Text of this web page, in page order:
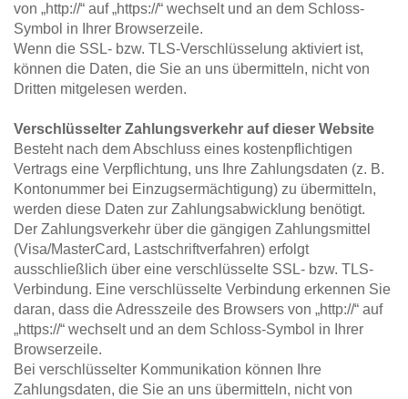
von „http://“ auf „https://“ wechselt und an dem Schloss-
Symbol in Ihrer Browserzeile.
Wenn die SSL- bzw. TLS-Verschlüsselung aktiviert ist,
können die Daten, die Sie an uns übermitteln, nicht von
Dritten mitgelesen werden.
Verschlüsselter Zahlungsverkehr auf dieser Website
Besteht nach dem Abschluss eines kostenpflichtigen
Vertrags eine Verpflichtung, uns Ihre Zahlungsdaten (z. B.
Kontonummer bei Einzugsermächtigung) zu übermitteln,
werden diese Daten zur Zahlungsabwicklung benötigt.
Der Zahlungsverkehr über die gängigen Zahlungsmittel
(Visa/MasterCard, Lastschriftverfahren) erfolgt
ausschließlich über eine verschlüsselte SSL- bzw. TLS-
Verbindung. Eine verschlüsselte Verbindung erkennen Sie
daran, dass die Adresszeile des Browsers von „http://“ auf
„https://“ wechselt und an dem Schloss-Symbol in Ihrer
Browserzeile.
Bei verschlüsselter Kommunikation können Ihre
Zahlungsdaten, die Sie an uns übermitteln, nicht von